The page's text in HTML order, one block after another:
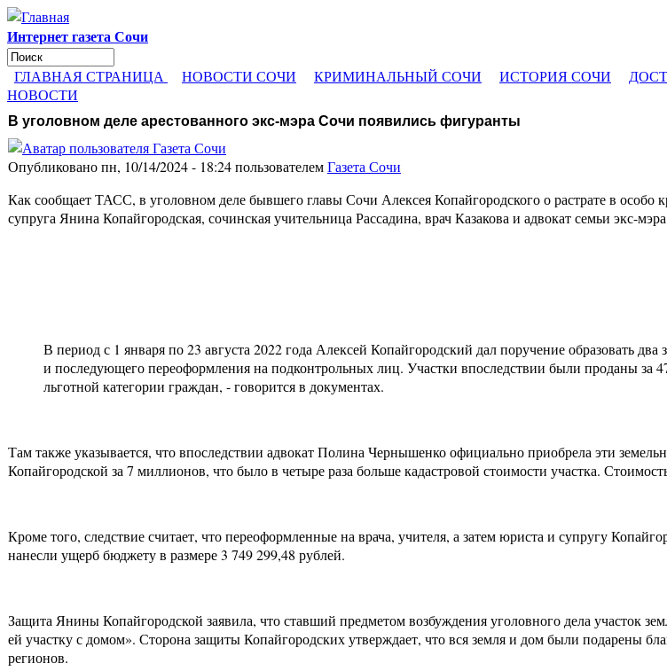
Перейти к основному содержанию
Интернет газета Сочи
Форма поиска
Поиск
ГЛАВНАЯ СТРАНИЦА НОВОСТИ СОЧИ КРИМИНАЛЬНЫЙ СОЧИ ИСТОРИЯ СОЧИ
НОВОСТИ
В уголовном деле арестованного экс-мэра Сочи появились фигуранты
Опубликовано пн, 10/14/2024 - 18:24 пользователемГазета Сочи
Как сообщает ТАСС, в уголовном деле бывшего главы Сочи Алексея Копайгородского о растрате в особо
супруга Янина Копайгородская, сочинская учительница Рассадина, врач Казакова и адвокат семьи экс-
В период с 1 января по 23 августа 2022 года Алексей Копайгородский дал поручение образовать
и последующего переоформления на подконтрольных лиц. Участки впоследствии были проданы за
льготной категории граждан, - говорится в документах.
Там также указывается, что впоследствии адвокат Полина Чернышенко официально приобрела эти
Копайгородской за 7 миллионов, что было в четыре раза больше кадастровой стоимости участка.
Кроме того, следствие считает, что переоформленные на врача, учителя, а затем юриста и супругу
нанесли ущерб бюджету в размере 3 749 299,48 рублей.
Защита Янины Копайгородской заявила, что ставший предметом возбуждения уголовного дела участок
ей участку с домом». Сторона защиты Копайгородских утверждает, что вся земля и дом были подарены
регионов.